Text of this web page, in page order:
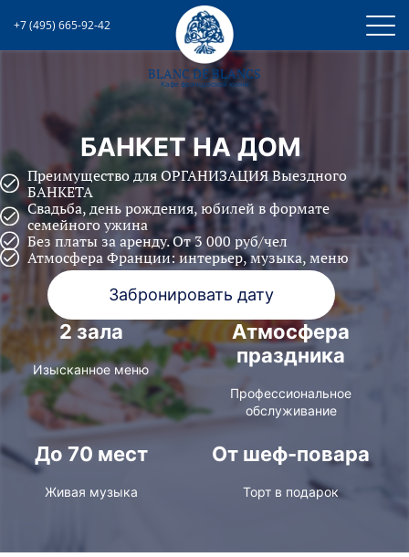
+7 (495) 665-92-42
BLANC DE BLANCS
Кафе французcкой кухни
БАНКЕТ НА ДОМ
Преимущество для ОРГАНИЗАЦИЯ Выездного
БАНКЕТА
Свадьба, день рождения, юбилей в формате
семейного ужина
Без платы за аренду. От 3 000 руб/чел
Атмосфера Франции: интерьер, музыка, меню
Забронировать дату
2 зала
Изысканное меню
Атмосфера
праздника
Профессиональное
обслуживание
До 70 мест
Живая музыка
От шеф-повара
Торт в подарок